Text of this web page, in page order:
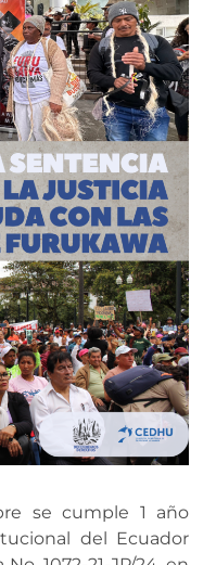
se cumple 1 año
del Ecuador